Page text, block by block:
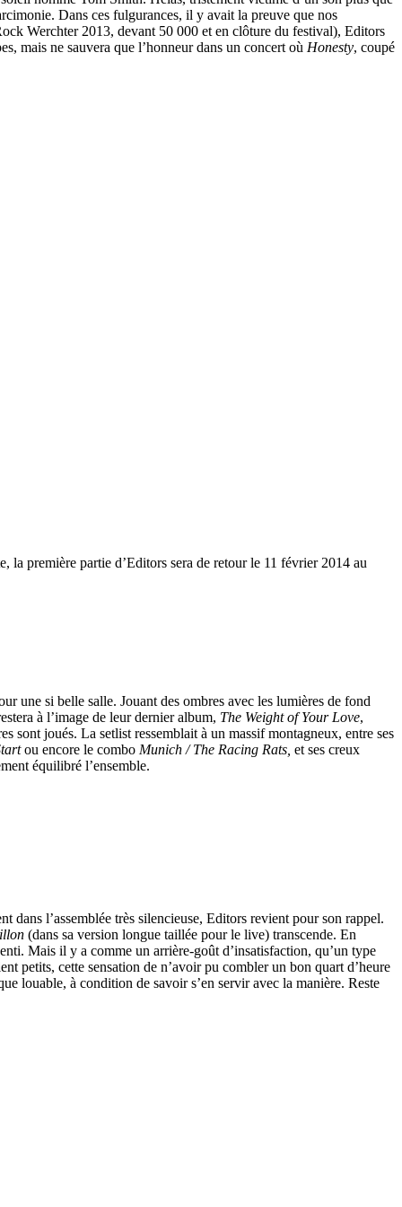
Dans ces fulgurances, il y avait la preuve que nos
Werchter 2013, devant 50 000 et en clôture du festival), Editors
mais ne sauvera que l’honneur dans un concert où Honesty, coupé
la première partie d’Editors sera de retour le 11 février 2014 au
une si belle salle. Jouant des ombres avec les lumières de fond
à l’image de leur dernier album, The Weight of Your Love,
sont joués. La setlist ressemblait à un massif montagneux, entre ses
ou encore le combo Munich / The Racing Rats, et ses creux
équilibré l’ensemble.
dans l’assemblée très silencieuse, Editors revient pour son rappel.
(dans sa version longue taillée pour le live) transcende. En
Mais il y a comme un arrière-goût d’insatisfaction, qu’un type
petits, cette sensation de n’avoir pu combler un bon quart d’heure
louable, à condition de savoir s’en servir avec la manière. Reste